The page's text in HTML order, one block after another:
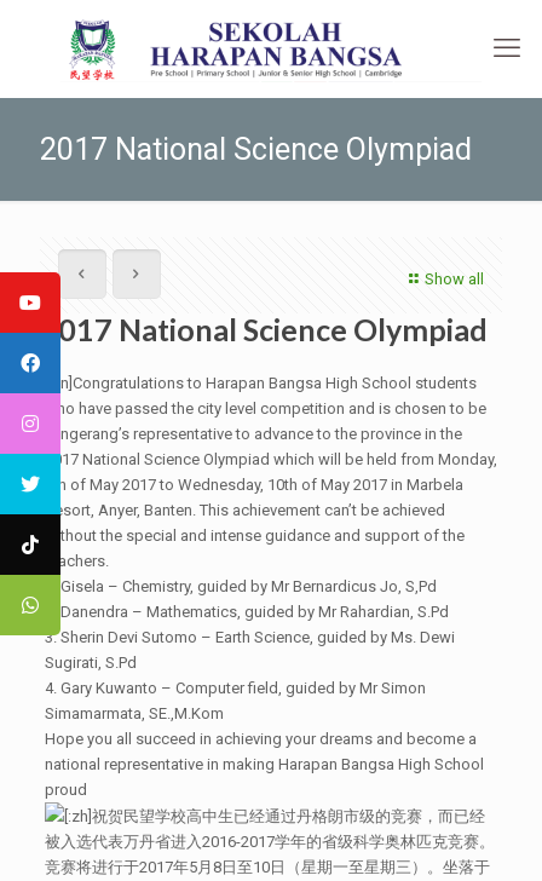
2017 National Science Olympiad
Show all
2017 National Science Olympiad
[:en]Congratulations to Harapan Bangsa High School students
who have passed the city level competition and is chosen to be
Tangerang’s representative to advance to the province in the
2017 National Science Olympiad which will be held from Monday,
8th of May 2017 to Wednesday, 10th of May 2017 in Marbela
Resort, Anyer, Banten. This achievement can’t be achieved
without the special and intense guidance and support of the
teachers.
1. Gisela – Chemistry, guided by Mr Bernardicus Jo, S,Pd
2. Danendra – Mathematics, guided by Mr Rahardian, S.Pd
3. Sherin Devi Sutomo – Earth Science, guided by Ms. Dewi
Sugirati, S.Pd
4. Gary Kuwanto – Computer field, guided by Mr Simon
Simamarmata, SE.,M.Kom
Hope you all succeed in achieving your dreams and become a
national representative in making Harapan Bangsa High School
proud
[:zh]祝贺民望学校高中生已经通过丹格朗市级的竞赛，而已经
被入选代表万丹省进入2016-2017学年的省级科学奥林匹克竞赛。
竞赛将进行于2017年5月8日至10日（星期一至星期三）。坐落于